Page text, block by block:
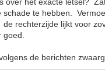
schade te hebben.
rechterzijde lijkt voor
de berichten